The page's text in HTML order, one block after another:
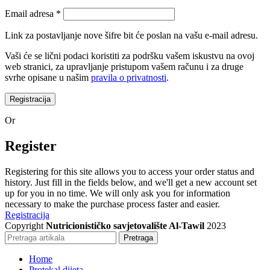
Email adresa *
Link za postavljanje nove šifre bit će poslan na vašu e-mail adresu.
Vaši će se lični podaci koristiti za podršku vašem iskustvu na ovoj
web stranici, za upravljanje pristupom vašem računu i za druge
svrhe opisane u našim pravila o privatnosti.
Registracija
Or
Register
Registering for this site allows you to access your order status and
history. Just fill in the fields below, and we'll get a new account set
up for you in no time. We will only ask you for information
necessary to make the purchase process faster and easier.
Registracija
Copyright Nutricionističko savjetovalište Al-Tawil 2023
Pretraga
Home